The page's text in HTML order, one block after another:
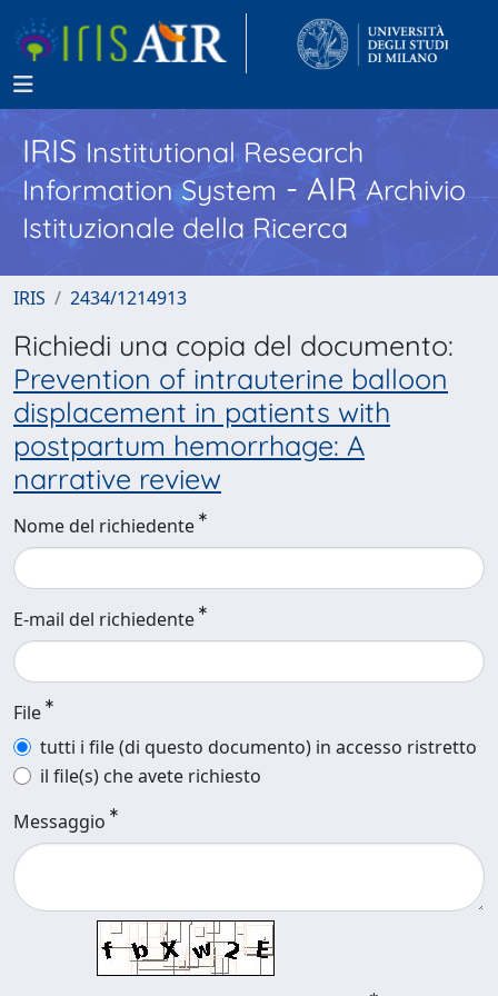
IRISInstitutional Research
Information System - AIR Archivio
Istituzionale della Ricerca
IRIS 2434/1214913
Richiedi una copia del documento:
Prevention of intrauterine balloon
displacement in patients with
postpartum hemorrhage: A
narrative review
Nome del richiedente
E-mail del richiedente
File
tutti i file (di questo documento) in accesso ristretto
il file(s) che avete richiesto
Messaggio